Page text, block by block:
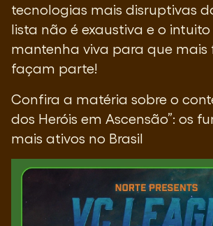
tecnologias mais disruptivas
lista não é exaustiva e o
mantenha viva para que mais
façam parte!
Confira a matéria sobre o
dos Heróis em Ascensão”: os
mais ativos no Brasil